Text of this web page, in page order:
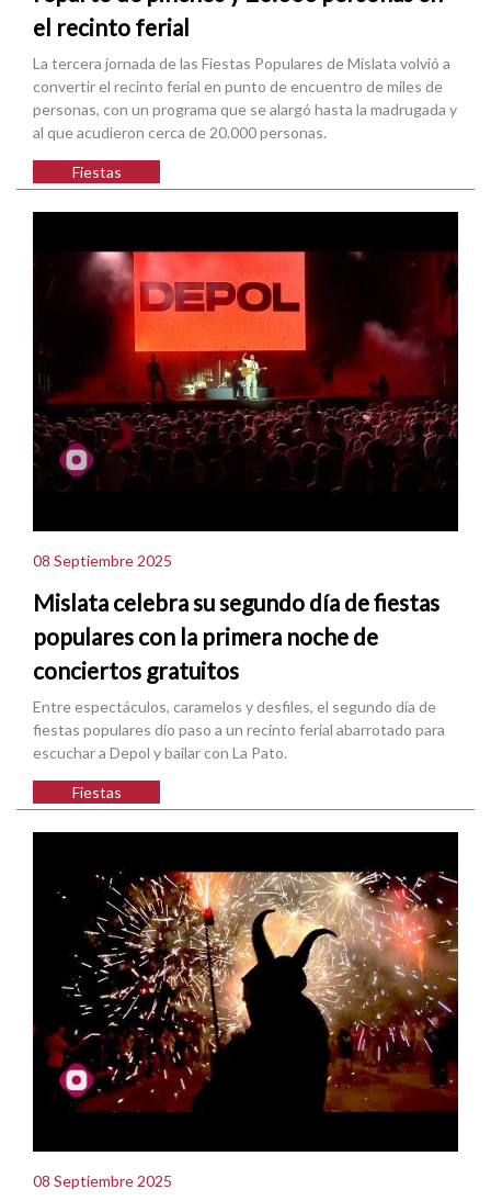
el recinto ferial
La tercera jornada de las Fiestas Populares de Mislata volvió a
convertir el recinto ferial en punto de encuentro de miles de
personas, con un programa que se alargó hasta la madrugada y
al que acudieron cerca de 20.000 personas.
Fiestas
08 Septiembre 2025
Mislata celebra su segundo día de fiestas
populares con la primera noche de
conciertos gratuitos
Entre espectáculos, caramelos y desfiles, el segundo día de
fiestas populares dio paso a un recinto ferial abarrotado para
escuchar a Depol y bailar con La Pato.
Fiestas
08 Septiembre 2025